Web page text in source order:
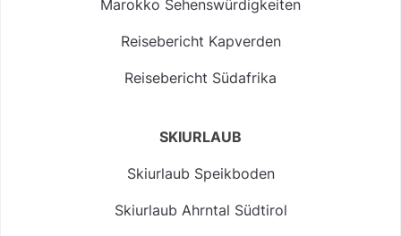
Marokko Sehenswürdigkeiten
Reisebericht Kapverden
Reisebericht Südafrika
SKIURLAUB
Skiurlaub Speikboden
Skiurlaub Ahrntal Südtirol